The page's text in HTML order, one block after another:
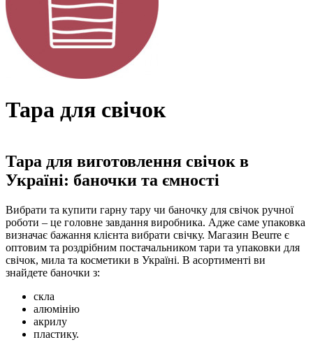
Тара для свічок
Тара для виготовлення свічок в
Україні: баночки та ємності
Вибрати та купити гарну тару чи баночку для свічок ручної
роботи – це головне завдання виробника. Адже саме упаковка
визначає бажання клієнта вибрати свічку. Магазин Beurre є
оптовим та роздрібним постачальником тари та упаковки для
свічок, мила та косметики в Україні. В асортименті ви
знайдете баночки з:
скла
алюмінію
акрилу
пластику.